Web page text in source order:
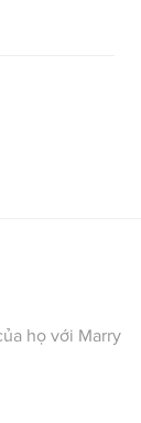
họ với Marry